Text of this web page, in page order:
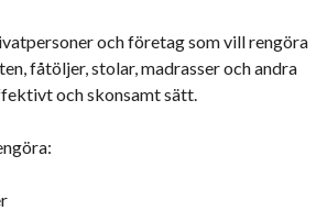
och företag som vill rengöra
fåtöljer, stolar, madrasser och andra
och skonsamt sätt.